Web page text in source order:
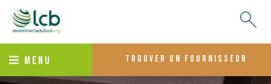
MENU trouver un fournisseur